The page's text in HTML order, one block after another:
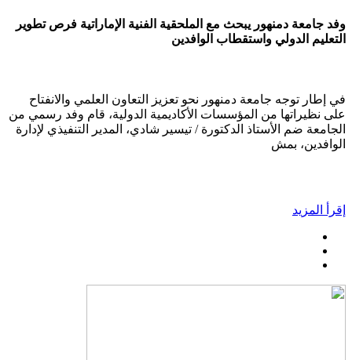
وفد جامعة دمنهور يبحث مع الملحقية الفنية الإماراتية فرص تطوير
التعليم الدولي واستقطاب الوافدين
في إطار توجه جامعة دمنهور نحو تعزيز التعاون العلمي والانفتاح
على نظيراتها من المؤسسات الأكاديمية الدولية، قام وفد رسمي من
الجامعة ضم الأستاذ الدكتورة / تيسير شادي، المدير التنفيذي لإدارة
الوافدين، بمش
إقرأ المزيد